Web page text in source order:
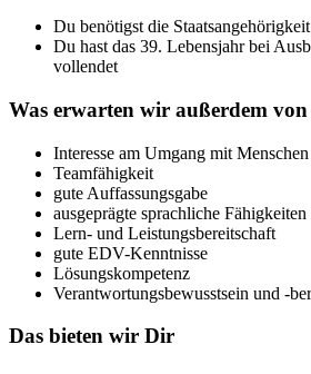
Du benötigst die
Du hast das 39. Lebensjahr bei
vollendet
Was erwarten wir außerdem
Interesse am Umgang mit Menschen
Teamfähigkeit
gute Auffassungsgabe
ausgeprägte sprachliche Fähigkeiten
Lern- und Leistungsbereitschaft
gute EDV-Kenntnisse
Lösungskompetenz
Verantwortungsbewusstsein und -
Das bieten wir Dir